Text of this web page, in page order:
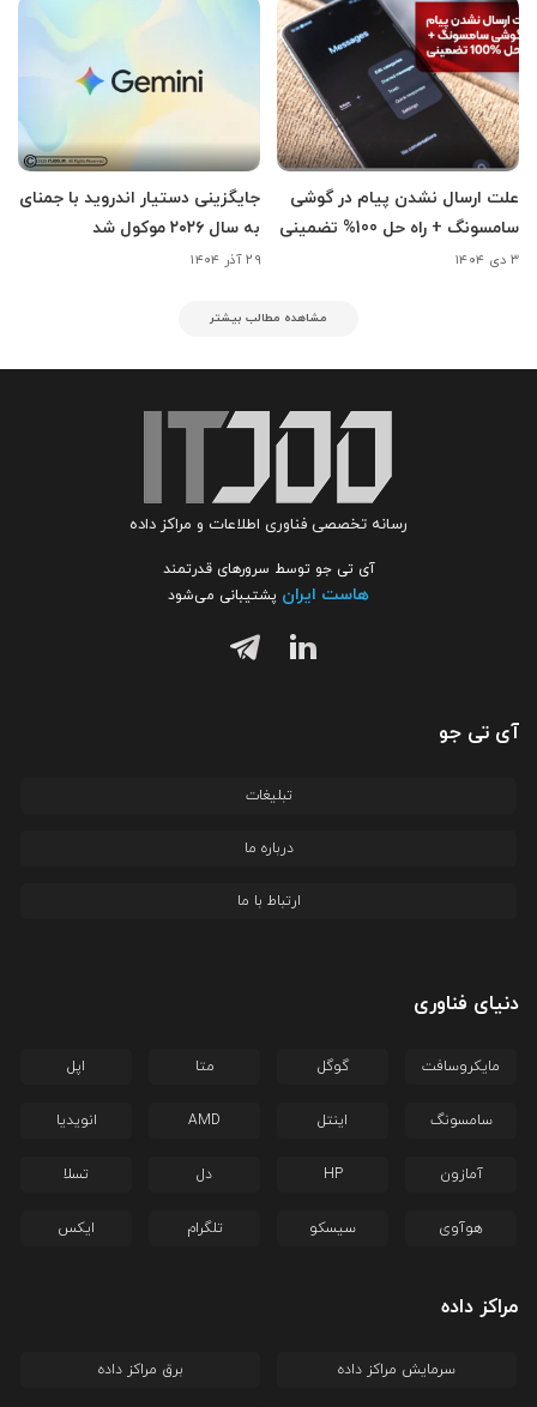
علت ارسال نشدن پیام در گوشی
سامسونگ + راه حل 100% تضمینی
۳ دی ۱۴۰۴
جایگزینی دستیار اندروید با جمنای
به سال ۲۰۲۶ موکول شد
۲۹ آذر ۱۴۰۴
مشاهده مطالب بیشتر
رسانه تخصصی فناوری اطلاعات و مراکز داده
آی تی جو توسط سرورهای قدرتمند
هاست ایران پشتیبانی می‌شود
آی تی جو
تبلیغات
درباره ما
ارتباط با ما
دنیای فناوری
مایکروسافت گوگل متا اپل
سامسونگ اینتل AMD انویدیا
آمازون HP دل تسلا
هوآوی سیسکو تلگرام ایکس
مراکز داده
سرمایش مراکز داده برق مراکز داده